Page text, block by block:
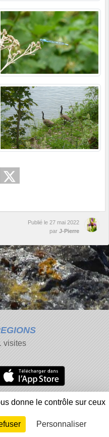
Publié le 27 mai 2022
par J-Pierre
visites
des cookies
un contenu inapproprié
Connexion
donne le contrôle sur ceux
Personnaliser